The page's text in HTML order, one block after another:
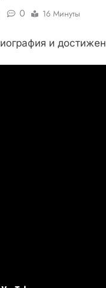
0 16 Минуты